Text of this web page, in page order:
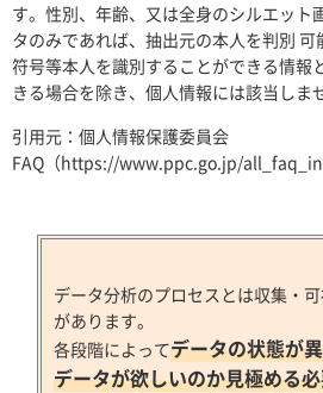
す。性別、年齢、又は全身のシルエット
タのみであれば、抽出元の本人を判別
符号等本人を識別することができる情報
きる場合を除き、個人情報には該当しま
引用元：個人情報保護委員会
FAQ（https://www.ppc.go.jp/
データ分析のプロセスとは収集・
があります。
各段階によってデータの状態が
データが欲しいのか見極める